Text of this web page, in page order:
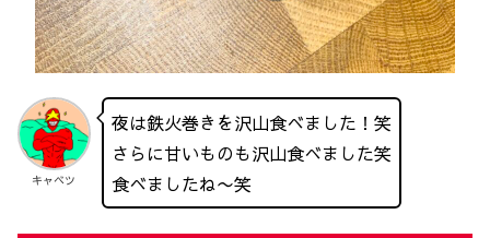
キャベツ
夜は鉄火巻きを沢山食べました！笑
さらに甘いものも沢山食べました笑
食べましたね〜笑